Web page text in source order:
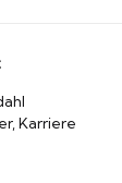
Karriere